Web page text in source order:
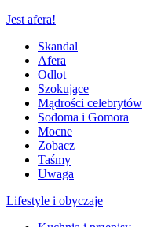
Jest afera!
Skandal
Afera
Odlot
Szokujące
Mądrości celebrytów
Sodoma i Gomora
Mocne
Zobacz
Taśmy
Uwaga
Lifestyle i obyczaje